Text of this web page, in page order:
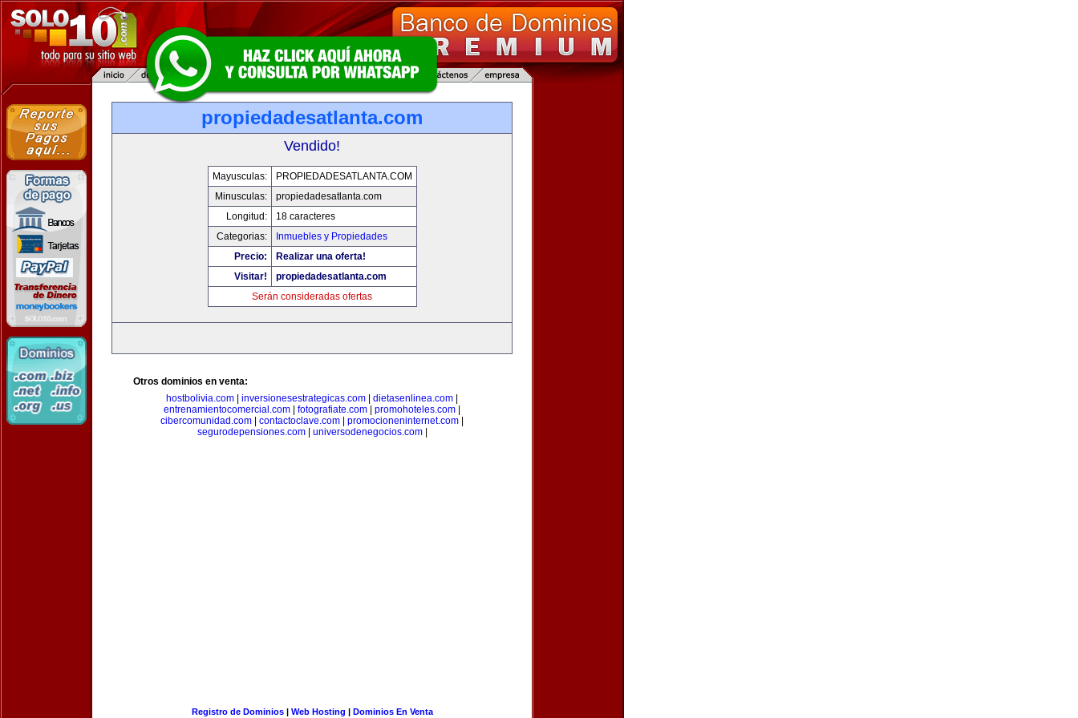
propiedadesatlanta.com
Vendido!
Mayusculas:
PROPIEDADESATLANTA.COM
Minusculas:
propiedadesatlanta.com
Longitud:
18 caracteres
Categorias:
Inmuebles y Propiedades
Precio:
Realizar una oferta!
Visitar!
propiedadesatlanta.com
Serán consideradas ofertas
Otros dominios en venta:
hostbolivia.com
inversionesestrategicas.com dietasenlinea.com
entrenamientocomercial.com
fotografiate.com promohoteles.com
cibercomunidad.com
contactoclave.com promocioneninternet.com
segurodepensiones.com| universodenegocios.com|
Registro de Dominios| Web Hosting | Dominios En Venta